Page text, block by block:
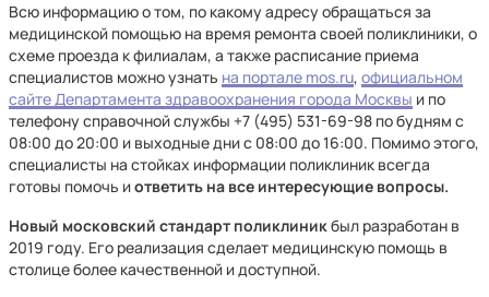
Всю информацию о том, по какому адресу обращаться за
медицинской помощью на время ремонта своей поликлиники, о
схеме проезда к филиалам, а также расписание приема
специалистов можно узнать на портале mos.ru, официальном
сайте Департамента здравоохранения города Москвы и по
телефону справочной службы +7 (495) 531-69-98 по будням с
08:00 до 20:00 и выходные дни с 08:00 до 16:00. Помимо этого,
специалисты на стойках информации поликлиник всегда
готовы помочь иответить на все интересующие вопросы.
Новый московский стандарт поликлиникбыл разработан в
2019 году. Его реализация сделает медицинскую помощь в
столице более качественной и доступной.